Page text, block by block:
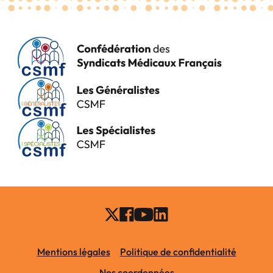
Mentions légales
Politique de confidentialité